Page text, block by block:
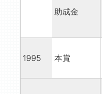
助成金
1995 本賞